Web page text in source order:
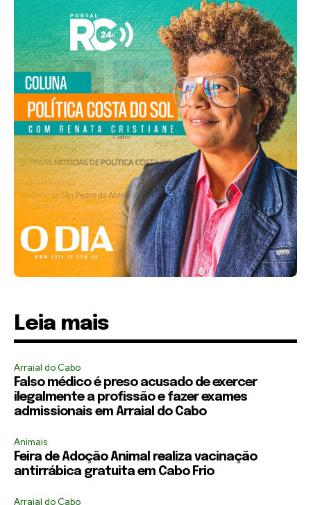
Leia mais
Arraial do Cabo
Falso médico é preso acusado de exercer
ilegalmente a profissão e fazer exames
admissionais em Arraial do Cabo
Animais
Feira de Adoção Animal realiza vacinação
antirrábica gratuita em Cabo Frio
Arraial do Cabo